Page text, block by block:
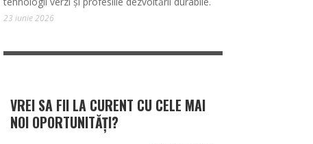
23 iunie 2026
VREI SA FII LA CURENT CU CELE MAI
NOI OPORTUNITĂȚI?